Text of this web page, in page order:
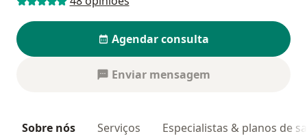
Agendar consulta
Enviar mensagem
Sobre nós Serviços Especialistas & planos de